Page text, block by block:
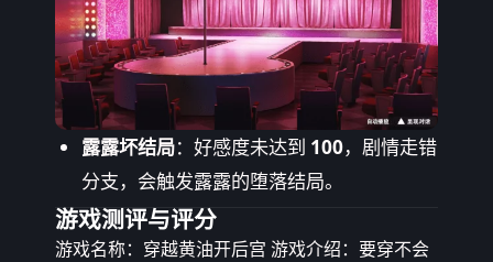
露露坏结局：好感度未达到 100，剧情走错
分支，会触发露露的堕落结局。
游戏测评与评分
游戏名称：穿越黄油开后宫 游戏介绍：要穿不会